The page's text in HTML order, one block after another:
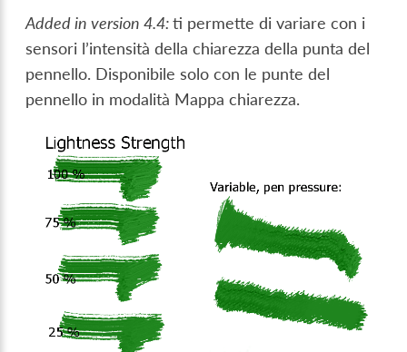
Added in version 4.4:ti permette di variare con i
sensori l’intensità della chiarezza della punta del
pennello. Disponibile solo con le punte del
pennello in modalità Mappa chiarezza.